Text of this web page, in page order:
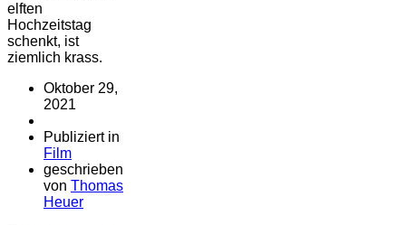
elften
Hochzeitstag
schenkt, ist
ziemlich krass.
Oktober 29,
2021
Publiziert in
Film
geschrieben
von Thomas
Heuer